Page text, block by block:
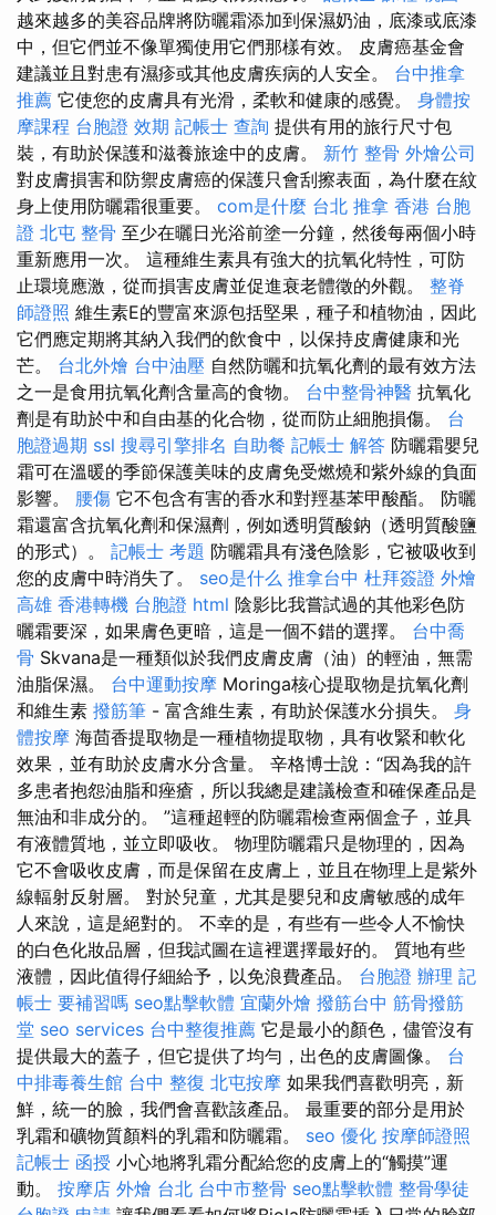
越來越多的美容品牌將防曬霜添加到保濕奶油，底漆或底漆
中，但它們並不像單獨使用它們那樣有效。 皮膚癌基金會
建議並且對患有濕疹或其他皮膚疾病的人安全。 台中推拿
推薦 它使您的皮膚具有光滑，柔軟和健康的感覺。 身體按
摩課程 台胞證 效期 記帳士 查詢 提供有用的旅行尺寸包
裝，有助於保護和滋養旅途中的皮膚。 新竹 整骨 外燴公司
對皮膚損害和防禦皮膚癌的保護只會刮擦表面，為什麼在紋
身上使用防曬霜很重要。 com是什麼 台北 推拿 香港 台胞
證 北屯 整骨 至少在曬日光浴前塗一分鐘，然後每兩個小時
重新應用一次。 這種維生素具有強大的抗氧化特性，可防
止環境應激，從而損害皮膚並促進衰老體徵的外觀。 整脊
師證照 維生素E的豐富來源包括堅果，種子和植物油，因此
它們應定期將其納入我們的飲食中，以保持皮膚健康和光
芒。 台北外燴 台中油壓 自然防曬和抗氧化劑的最有效方法
之一是食用抗氧化劑含量高的食物。 台中整骨神醫 抗氧化
劑是有助於中和自由基的化合物，從而防止細胞損傷。 台
胞證過期 ssl 搜尋引擎排名 自助餐 記帳士 解答 防曬霜嬰兒
霜可在溫暖的季節保護美味的皮膚免受燃燒和紫外線的負面
影響。 腰傷 它不包含有害的香水和對羥基苯甲酸酯。 防曬
霜還富含抗氧化劑和保濕劑，例如透明質酸鈉（透明質酸鹽
的形式）。 記帳士 考題 防曬霜具有淺色陰影，它被吸收到
您的皮膚中時消失了。 seo是什么 推拿台中 杜拜簽證 外燴
高雄 香港轉機 台胞證 html 陰影比我嘗試過的其他彩色防
曬霜要深，如果膚色更暗，這是一個不錯的選擇。 台中喬
骨 Skvana是一種類似於我們皮膚皮膚（油）的輕油，無需
油脂保濕。 台中運動按摩 Moringa核心提取物是抗氧化劑
和維生素 撥筋筆 - 富含維生素，有助於保護水分損失。 身
體按摩 海茴香提取物是一種植物提取物，具有收緊和軟化
效果，並有助於皮膚水分含量。 辛格博士說：“因為我的許
多患者抱怨油脂和痤瘡，所以我總是建議檢查和確保產品是
無油和非成分的。 ”這種超輕的防曬霜檢查兩個盒子，並具
有液體質地，並立即吸收。 物理防曬霜只是物理的，因為
它不會吸收皮膚，而是保留在皮膚上，並且在物理上是紫外
線輻射反射層。 對於兒童，尤其是嬰兒和皮膚敏感的成年
人來說，這是絕對的。 不幸的是，有些有一些令人不愉快
的白色化妝品層，但我試圖在這裡選擇最好的。 質地有些
液體，因此值得仔細給予，以免浪費產品。 台胞證 辦理 記
帳士 要補習嗎 seo點擊軟體 宜蘭外燴 撥筋台中 筋骨撥筋
堂 seo services 台中整復推薦 它是最小的顏色，儘管沒有
提供最大的蓋子，但它提供了均勻，出色的皮膚圖像。 台
中排毒養生館 台中 整復 北屯按摩 如果我們喜歡明亮，新
鮮，統一的臉，我們會喜歡該產品。 最重要的部分是用於
乳霜和礦物質顏料的乳霜和防曬霜。 seo 優化 按摩師證照
記帳士 函授 小心地將乳霜分配給您的皮膚上的“觸摸”運
動。 按摩店 外燴 台北 台中市整骨 seo點擊軟體 整骨學徒